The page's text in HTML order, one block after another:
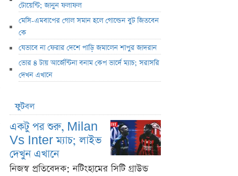
টোয়েন্টি; জানুন ফলাফল
মেসি-এমবাপের গোল সমান হলে গোল্ডেন বুট জিতবেন
কে
যেভাবে না ফেরার দেশে পাড়ি জমালেন শাপুর জাদরান
ভোর ৪ টায় আর্জেন্টিনা বনাম কেপ ভার্দে ম্যাচ; সরাসরি
দেখন এখানে
ফুটবল
একটু পর শুরু, Milan
Vs Inter ম্যাচ; লাইভ
দেখুন এখানে
নিজস্ব প্রতিবেদক: নটিংহামের সিটি গ্রাউন্ড